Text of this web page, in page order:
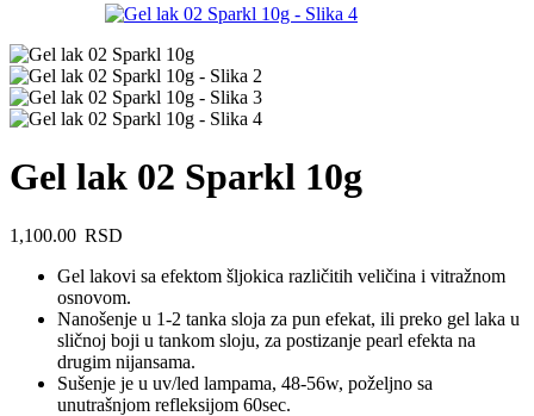
Gel lak 02 Sparkl 10g
1,100.00 RSD
Gel lakovi sa efektom šljokica različitih veličina i vitražnom
osnovom.
Nanošenje u 1-2 tanka sloja za pun efekat, ili preko gel laka u
sličnoj boji u tankom sloju, za postizanje pearl efekta na
drugim nijansama.
Sušenje je u uv/led lampama, 48-56w, poželjno sa
unutrašnjom refleksijom 60sec.